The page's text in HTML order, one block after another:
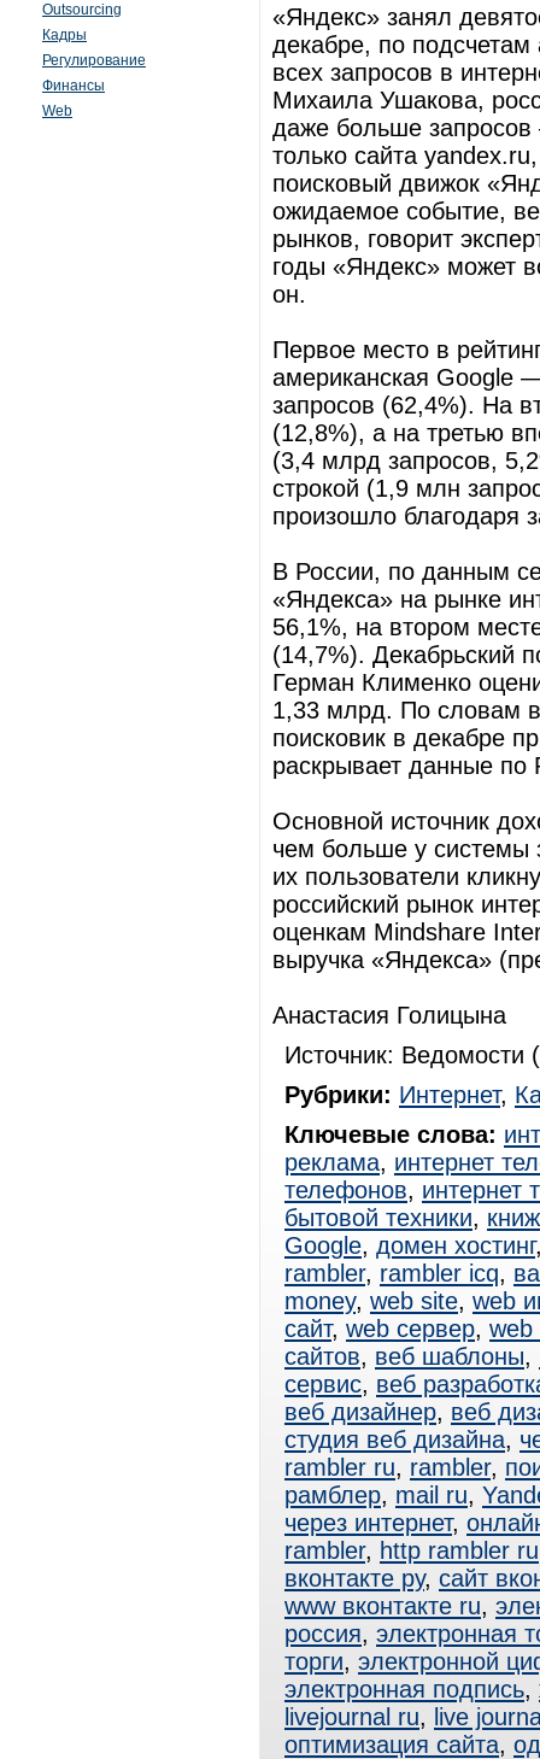
Outsourcing
Кадры
Регулирование
Финансы
Web
«Яндекс» занял
декабре, по подсчетам
всех запросов в
Михаила Ушакова,
даже больше
только сайта
поисковый движок
ожидаемое событие,
рынков, говорит
годы «Яндекс» может
он.
Первое место в
американская Google
запросов (62,4%). На
(12,8%), а на третью
(3,4 млрд запросов,
строкой (1,9 млн
произошло благодаря
В России, по данным
«Яндекса» на рынке
56,1%, на втором
(14,7%). Декабрьский
Герман Клименко
1,33 млрд. По словам
поисковик в декабре
раскрывает данные по
Основной источник
чем больше у системы
их пользователи
российский рынок
оценкам Mindshare
выручка «Яндекса»
Анастасия Голицына
Источник: Ведомости (
Рубрики: Интернет,
Ключевые слова:
реклама, интернет
телефонов, интернет
бытовой техники,
Google, домен хостинг
rambler, rambler icq,
money, web site, web
сайт, web сервер, web
сайтов, веб шаблоны,
сервис, веб
веб дизайнер, веб
студия веб дизайна,
rambler ru, rambler,
рамблер, mail ru,
через интернет,
rambler, http rambler ru
вконтакте ру, сайт
www вконтакте ru,
россия, электронная
торги, электронной
электронная подпись,
livejournal ru, live
оптимизация сайта,